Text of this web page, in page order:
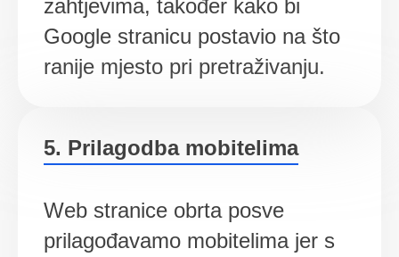
zahtjevima, također kako bi
Google stranicu postavio na što
ranije mjesto pri pretraživanju.
5. Prilagodba mobitelima
Web stranice obrta posve
prilagođavamo mobitelima jer s